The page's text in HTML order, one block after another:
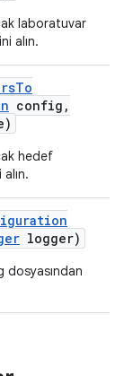
laboratuvar
alın.
To
config ,
hedef
alın.
logger)
dosyasından